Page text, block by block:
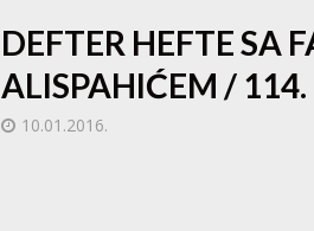
DEFTER HEFTE SA
ALISPAHIĆEM /
10.01.2016.